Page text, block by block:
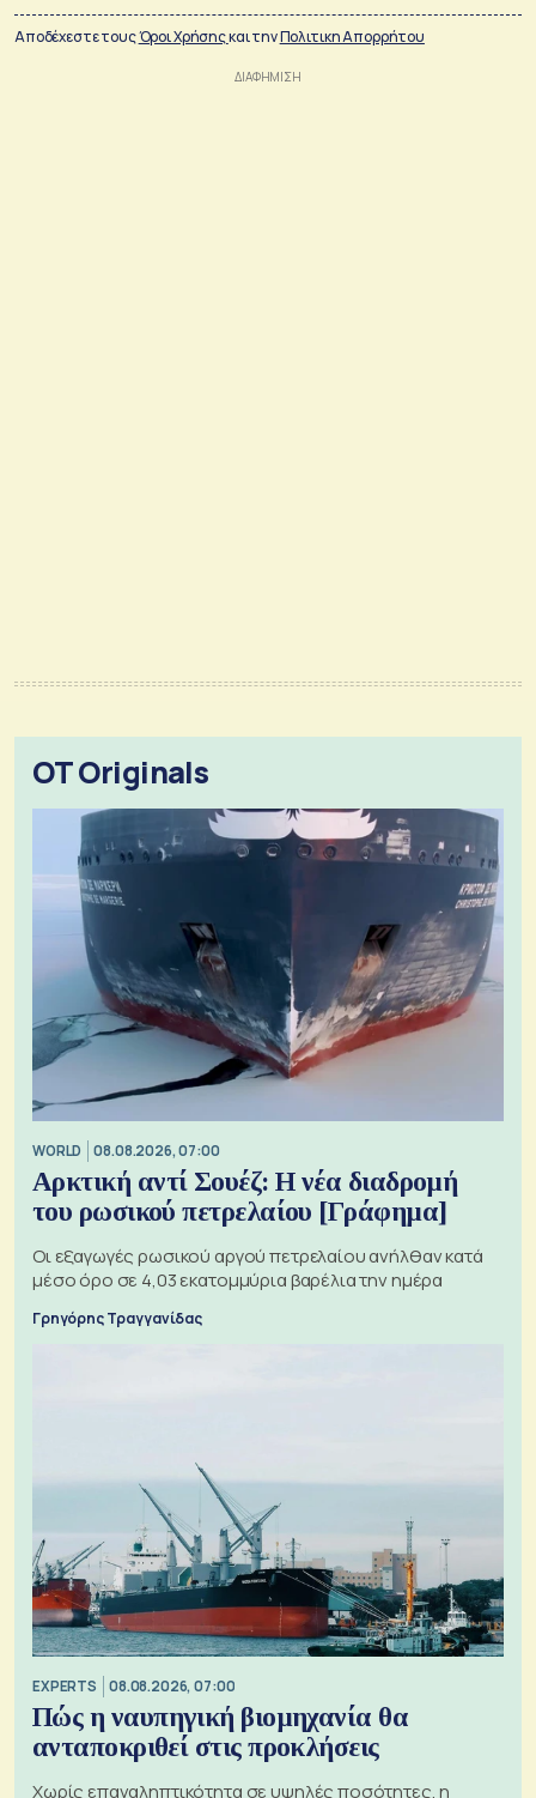
Αποδέχεστε τουςΌροι Χρήσηςκαι τηνΠολιτικη Απορρήτου
OT Originals
WORLD 08.08.2026, 07:00
Αρκτική αντί Σουέζ: Η νέα διαδρομή
του ρωσικού πετρελαίου [Γράφημα]
Οι εξαγωγές ρωσικού αργού πετρελαίου ανήλθαν κατά
μέσο όρο σε 4,03 εκατομμύρια βαρέλια την ημέρα
Γρηγόρης Τραγγανίδας
EXPERTS 08.08.2026, 07:00
Πώς η ναυπηγική βιομηχανία θα
ανταποκριθεί στις προκλήσεις
Χωρίς επαναληπτικότητα σε υψηλές ποσότητες, η